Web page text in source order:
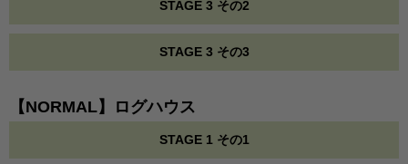
STAGE 3 その2
STAGE 3 その3
【NORMAL】ログハウス
STAGE 1 その1